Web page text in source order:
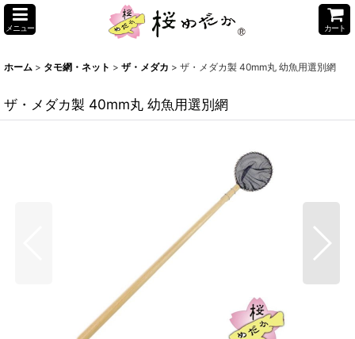
メニュー カート
ホーム > タモ網・ネット > ザ・メダカ > ザ・メダカ製 40mm丸 幼魚用選別網
ザ・メダカ製 40mm丸 幼魚用選別網